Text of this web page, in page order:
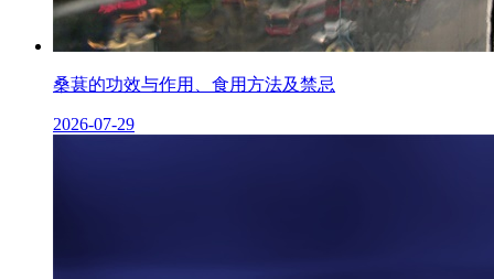
桑葚的功效与作用、食用方法及禁忌
2026-07-29